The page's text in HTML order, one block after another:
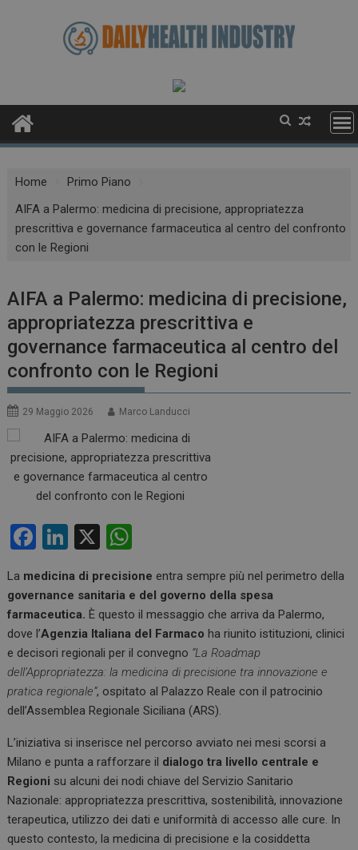
Home
Primo Piano
AIFA a Palermo: medicina di precisione, appropriatezza
prescrittiva e governance farmaceutica al centro del confronto
con le Regioni
AIFA a Palermo: medicina di precisione,
appropriatezza prescrittiva e
governance farmaceutica al centro del
confronto con le Regioni
29 Maggio 2026 Marco Landucci
F
ce
b
o
o
k
Li
ke
dI
n
X
at
s
A
p
p
La medicina di precisione entra sempre più nel perimetro della
governance sanitaria e del governo della spesa
farmaceutica. È questo il messaggio che arriva da Palermo,
dove l’Agenzia Italiana del Farmaco ha riunito istituzioni, clinici
e decisori regionali per il convegno “La Roadmap
dell’Appropriatezza: la medicina di precisione tra innovazione e
pratica regionale”, ospitato al Palazzo Reale con il patrocinio
dell’Assemblea Regionale Siciliana (ARS).
L’iniziativa si inserisce nel percorso avviato nei mesi scorsi a
Milano e punta a rafforzare il dialogo tra livello centrale e
Regioni su alcuni dei nodi chiave del Servizio Sanitario
Nazionale: appropriatezza prescrittiva, sostenibilità, innovazione
terapeutica, utilizzo dei dati e uniformità di accesso alle cure. In
questo contesto, la medicina di precisione e la cosiddetta